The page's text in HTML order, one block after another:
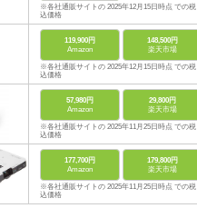
※各社通販サイトの 2025年12月15日時点 での税
込価格
119,900円
Amazon
148,500円
楽天市場
※各社通販サイトの 2025年12月15日時点 での税
込価格
57,980円
Amazon
29,800円
楽天市場
※各社通販サイトの 2025年11月25日時点 での税
込価格
177,700円
Amazon
179,800円
楽天市場
※各社通販サイトの 2025年11月25日時点 での税
込価格